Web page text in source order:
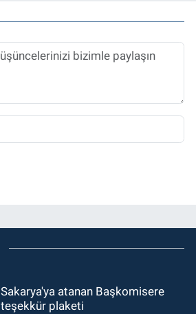
Sakarya'ya atanan Başkomisere
teşekkür plaketi